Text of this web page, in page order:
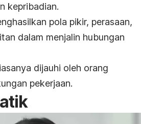
kepribadian.
pola pikir, perasaan,
dalam menjalin hubungan
dijauhi oleh orang
pekerjaan.